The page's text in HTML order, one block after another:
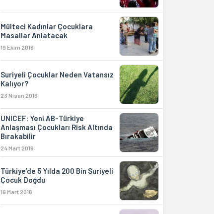
Mülteci Kadınlar Çocuklara
Masallar Anlatacak
19 Ekim 2016
Suriyeli Çocuklar Neden Vatansız
Kalıyor?
23 Nisan 2016
UNICEF: Yeni AB-Türkiye
Anlaşması Çocukları Risk Altında
Bırakabilir
24 Mart 2016
Türkiye’de 5 Yılda 200 Bin Suriyeli
Çocuk Doğdu
16 Mart 2016